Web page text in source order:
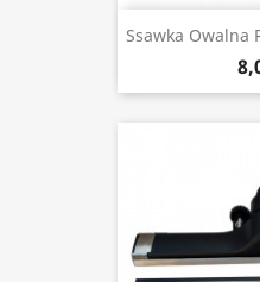
Ssawka Owalna